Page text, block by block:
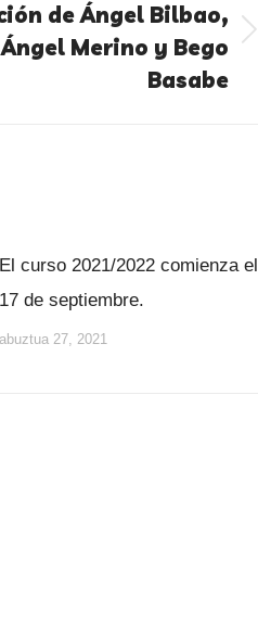
de Ángel Bilbao,
Merino y Bego
Basabe
El curso 2021/2022 comienza el
17 de septiembre.
abuztua 27, 2021